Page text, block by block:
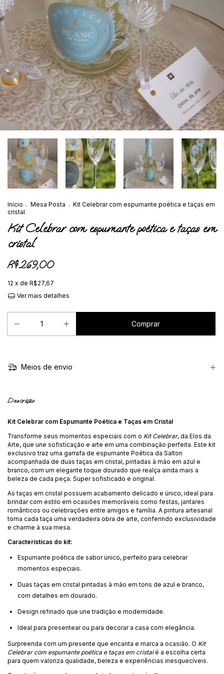
Início . Mesa Posta . Kit Celebrar com espumante poética e taças em
cristal
Kit Celebrar com espumante poética e taças em
cristal
R$269,00
12 x de R$27,67
Ver mais detalhes
Meios de envio
Descrição
Kit Celebrar com Espumante Poética e Taças em Cristal
Transforme seus momentos especiais com o Kit Celebrar, da Elos da
Arte, que une sofisticação e arte em uma combinação perfeita. Este kit
exclusivo traz uma garrafa de espumante Poética da Salton
acompanhada de duas taças em cristal, pintadas à mão em azul e
branco, com um elegante toque dourado que realça ainda mais a
beleza de cada peça. Super sofisticado e original.
As taças em cristal possuem acabamento delicado e único, ideal para
brindar com estilo em ocasiões memoráveis como festas, jantares
românticos ou celebrações entre amigos e família. A pintura artesanal
torna cada taça uma verdadeira obra de arte, conferindo exclusividade
e charme à sua mesa.
Características do kit:
Espumante poética de sabor único, perfeito para celebrar
momentos especiais.
Duas taças em cristal pintadas à mão em tons de azul e branco,
com detalhes em dourado.
Design refinado que une tradição e modernidade.
Ideal para presentear ou para decorar a casa com elegância.
Surpreenda com um presente que encanta e marca a ocasião. O Kit
Celebrar com espumante poética e taças em cristalé a escolha certa
para quem valoriza qualidade, beleza e experiências inesquecíveis.